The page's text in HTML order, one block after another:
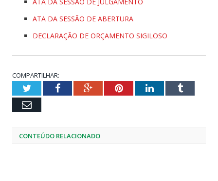
ATA DA SESSÃO DE ABERTURA
DECLARAÇÃO DE ORÇAMENTO SIGILOSO
COMPARTILHAR:
TwitterFacebookGoogle+PinterestLinkedInTumblr
Email
CONTEÚDO RELACIONADO